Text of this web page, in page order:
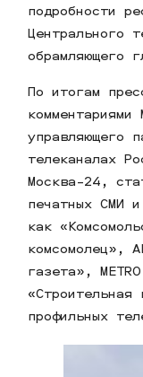
подробности
Центрального
обрамляющего
По итогам
управляющего
телеканалах
Москва-24,
печатных СМИ
как
комсомолец»,
газета»,
профильных